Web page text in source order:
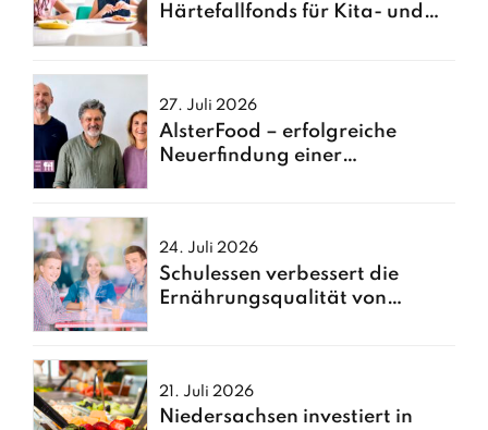
Härtefallfonds für Kita- und
27. Juli 2026
AlsterFood – erfolgreiche
Neuerfindung einer
24. Juli 2026
Schulessen verbessert die
Ernährungsqualität von
21. Juli 2026
Niedersachsen investiert in